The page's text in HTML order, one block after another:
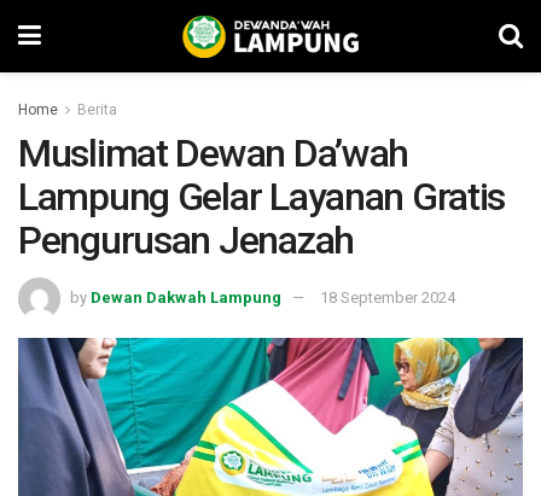
Home Berita
Muslimat Dewan Da’wah
Lampung Gelar Layanan Gratis
Pengurusan Jenazah
by Dewan Dakwah Lampung 18 September 2024